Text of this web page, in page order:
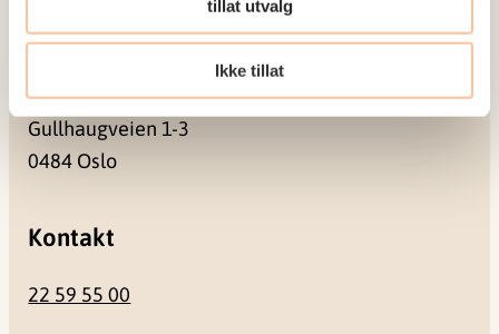
tillat utvalg
Ikke tillat
Gullhaugveien 1-3
0484 Oslo
Kontakt
22 59 55 00